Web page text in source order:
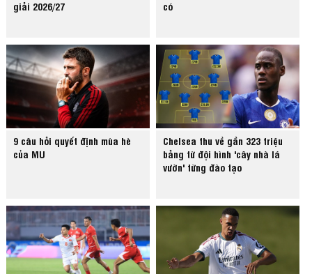
giải 2026/27 có
9 câu hỏi quyết định mùa hè
của MU
Chelsea thu về gần 323 triệu
bảng từ đội hình 'cây nhà lá
vườn' từng đào tạo